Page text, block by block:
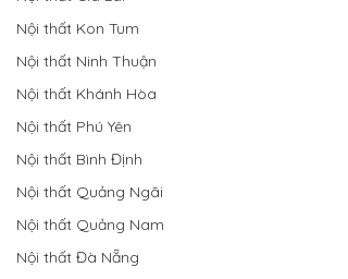
Nội thất Kon Tum
Nội thất Ninh Thuận
Nội thất Khánh Hòa
Nội thất Phú Yên
Nội thất Bình Định
Nội thất Quảng Ngãi
Nội thất Quảng Nam
Nội thất Đà Nẵng